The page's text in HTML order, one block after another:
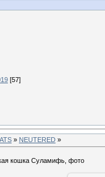
[57]
» NEUTERED »
кошка Суламифь, фото